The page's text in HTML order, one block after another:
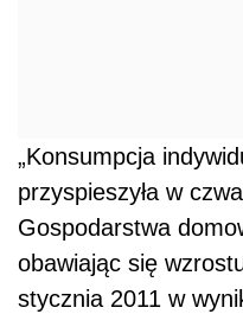
„Konsumpcja
przyspieszyła w
Gospodarstwa
obawiając się
stycznia 2011 w